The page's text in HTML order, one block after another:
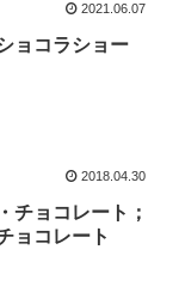
2021.06.07
ョコラショー
2018.04.30
チョコレート；
ョコレート